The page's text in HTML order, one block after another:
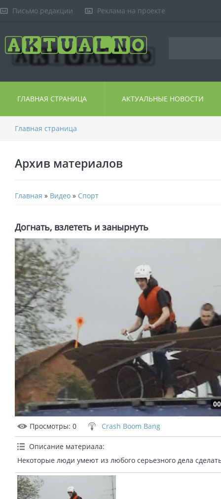
Письмо редакции Реклама на проекте
ГЛАВНАЯ СТРАНИЦА АКТУАЛЬНЫЕ НОВОСТИ
Главная страница
Архив материалов
Главная » Видео » Спорт
Догнать, взлететь и занырнуть
Просмотры: 0 Crash Boom Bang
Описание материала:
Некоторые люди умеют из любого серьезного дела